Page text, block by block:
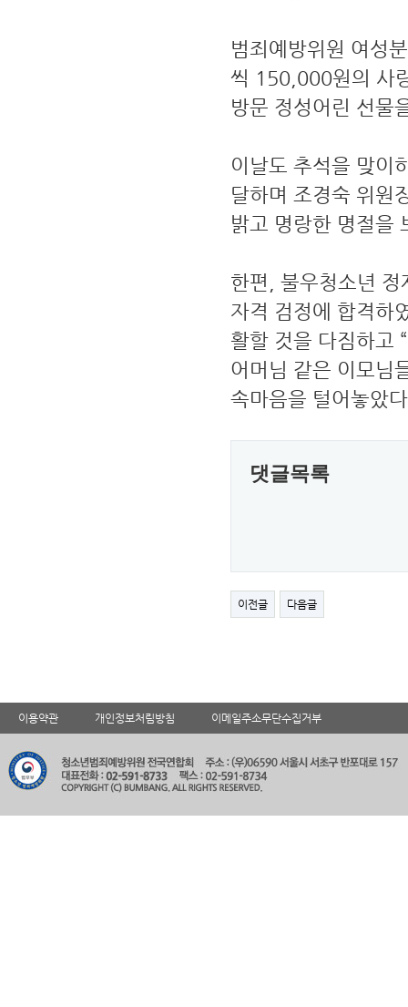
범죄예방위원 여성
씩 150,000원의 사
방문 정성어린 선물
이날도 추석을 맞이
달하며 조경숙 위원
밝고 명랑한 명절을
한편, 불우청소년
자격 검정에 합격하
활할 것을 다짐하고
어머님 같은 이모님
속마음을 털어놓았
댓글목록
이전글 다음글
이용약관 개인정보처림방침 이메일주소무단수집거부